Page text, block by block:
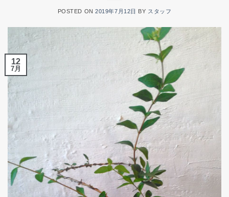
POSTED ON2019年7月12日 BY スタッフ
12
7月